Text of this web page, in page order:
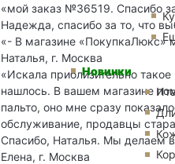
Новинки
«мой заказ №36519. Спасибо
Надежда, спасибо за то, что
«- В магазине «ПокупкаЛюкс»
Наталья, г. Москва
«Искала приблизительно
нашлось. В вашем магазине
пальто, оно мне сразу
обслуживание, продавцы
Спасибо, Наталья. Мы делаем
Елена, г. Москва